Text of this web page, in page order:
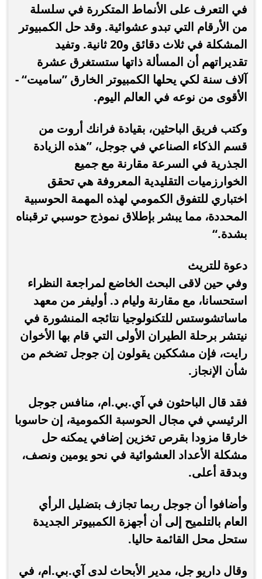
في التعرف على الأنماط المتكررة في سلسلة
من الأرقام التي تبدو عشوائية. وقد حل الكمبيوتر
المشكلة في ثلاث دقائق و20 ثانية. وتفيد
تقديراتهم أن المسألة ذاتها ستستغرق عشرة
آلاف سنة لكي يحلها الكمبيوتر الخارق ”ساميت“ -
الأقوى من نوعه في العالم اليوم.
وكتب فريق الباحثين، بقيادة فرانك أروت من
قسم الذكاء الصناعي في جوجل، ”هذه الزيادة
الجذرية في السرعة مقارنة مع جميع
الخوارزميات التقليدية المعروفة هي تحقق
اختباري للتفوق الكمومي لهذه المهمة الحوسبية
المحددة، مما يبشر بإطلاق نموذج حوسبي ترقبناه
بشدة.“
دعوة للتريث
وفي حين لاقى البحث الخاضع لمراجعة النظراء
استحسانا، مع مقارنة وليام د. أوليفر من معهد
ماساتشوستس للتكنولوجيا نتائجه المنشورة في
نيتشر برحلة الطيران الأولى التي قام بها الأخوان
رايت، فإن مشككين يقولون إن جوجل تضخم من
شأن الإنجاز.
فقد قال الباحثون في آي.بي.ام، منافس جوجل
الرئيسي في مجال الحوسبة الكمومية، إن حاسوبا
خارقا مزودا بقرص تخزين إضافي يمكنه حل
مشكلة الأعداد العشوائية في نحو يومين ونصف،
وبدقة أعلى.
وأضافوا أن جوجل ربما تجازف بتضليل الرأي
العام بالتلميح إلى أن أجهزة الكمبيوتر الجديدة
ستحل محل القائمة حاليا.
وقال داريو جل، مدير الأبحاث لدى آي.بي.ام، في